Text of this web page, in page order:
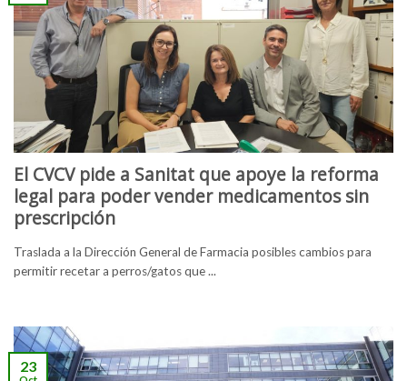
El CVCV pide a Sanitat que apoye la reforma
legal para poder vender medicamentos sin
prescripción
Traslada a la Dirección General de Farmacia posibles cambios para
permitir recetar a perros/gatos que ...
23